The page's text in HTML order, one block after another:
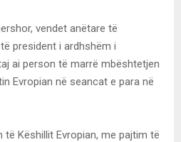
vendet anëtare të
president i ardhshëm i
ai person të marrë mbështetjen
Evropian në seancat e para në
Këshillit Evropian, me pajtim të